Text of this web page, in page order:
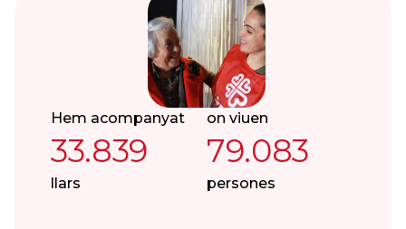
Hem acompanyat
33.839
llars
on viuen
79.083
persones